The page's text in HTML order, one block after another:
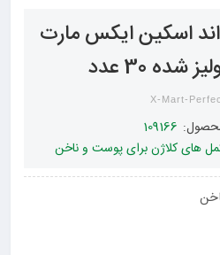
اسکین ایکس مارت
30 عدد
X-Mart-
109166
های کلاژن برای پوست و ناخن